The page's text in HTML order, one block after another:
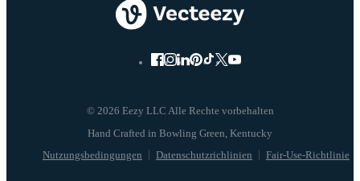
© 2026 Eezy LLC Alle Rechte vorbehalten
Nutzungsbedingungen Datenschutzrichlinien Fair-Use-Richtlinie